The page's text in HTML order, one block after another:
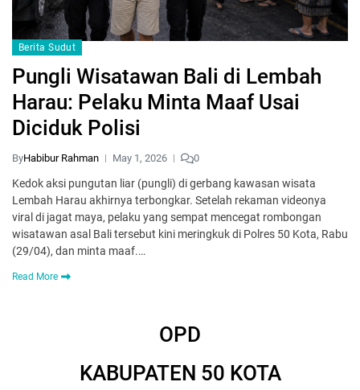
Berita Sudut
Pungli Wisatawan Bali di Lembah
Harau: Pelaku Minta Maaf Usai
Diciduk Polisi
ByHabibur Rahman May 1, 2026 0
Kedok aksi pungutan liar (pungli) di gerbang kawasan wisata
Lembah Harau akhirnya terbongkar. Setelah rekaman videonya
viral di jagat maya, pelaku yang sempat mencegat rombongan
wisatawan asal Bali tersebut kini meringkuk di Polres 50 Kota, Rabu
(29/04), dan minta maaf.…
Read More
OPD
KABUPATEN 50 KOTA